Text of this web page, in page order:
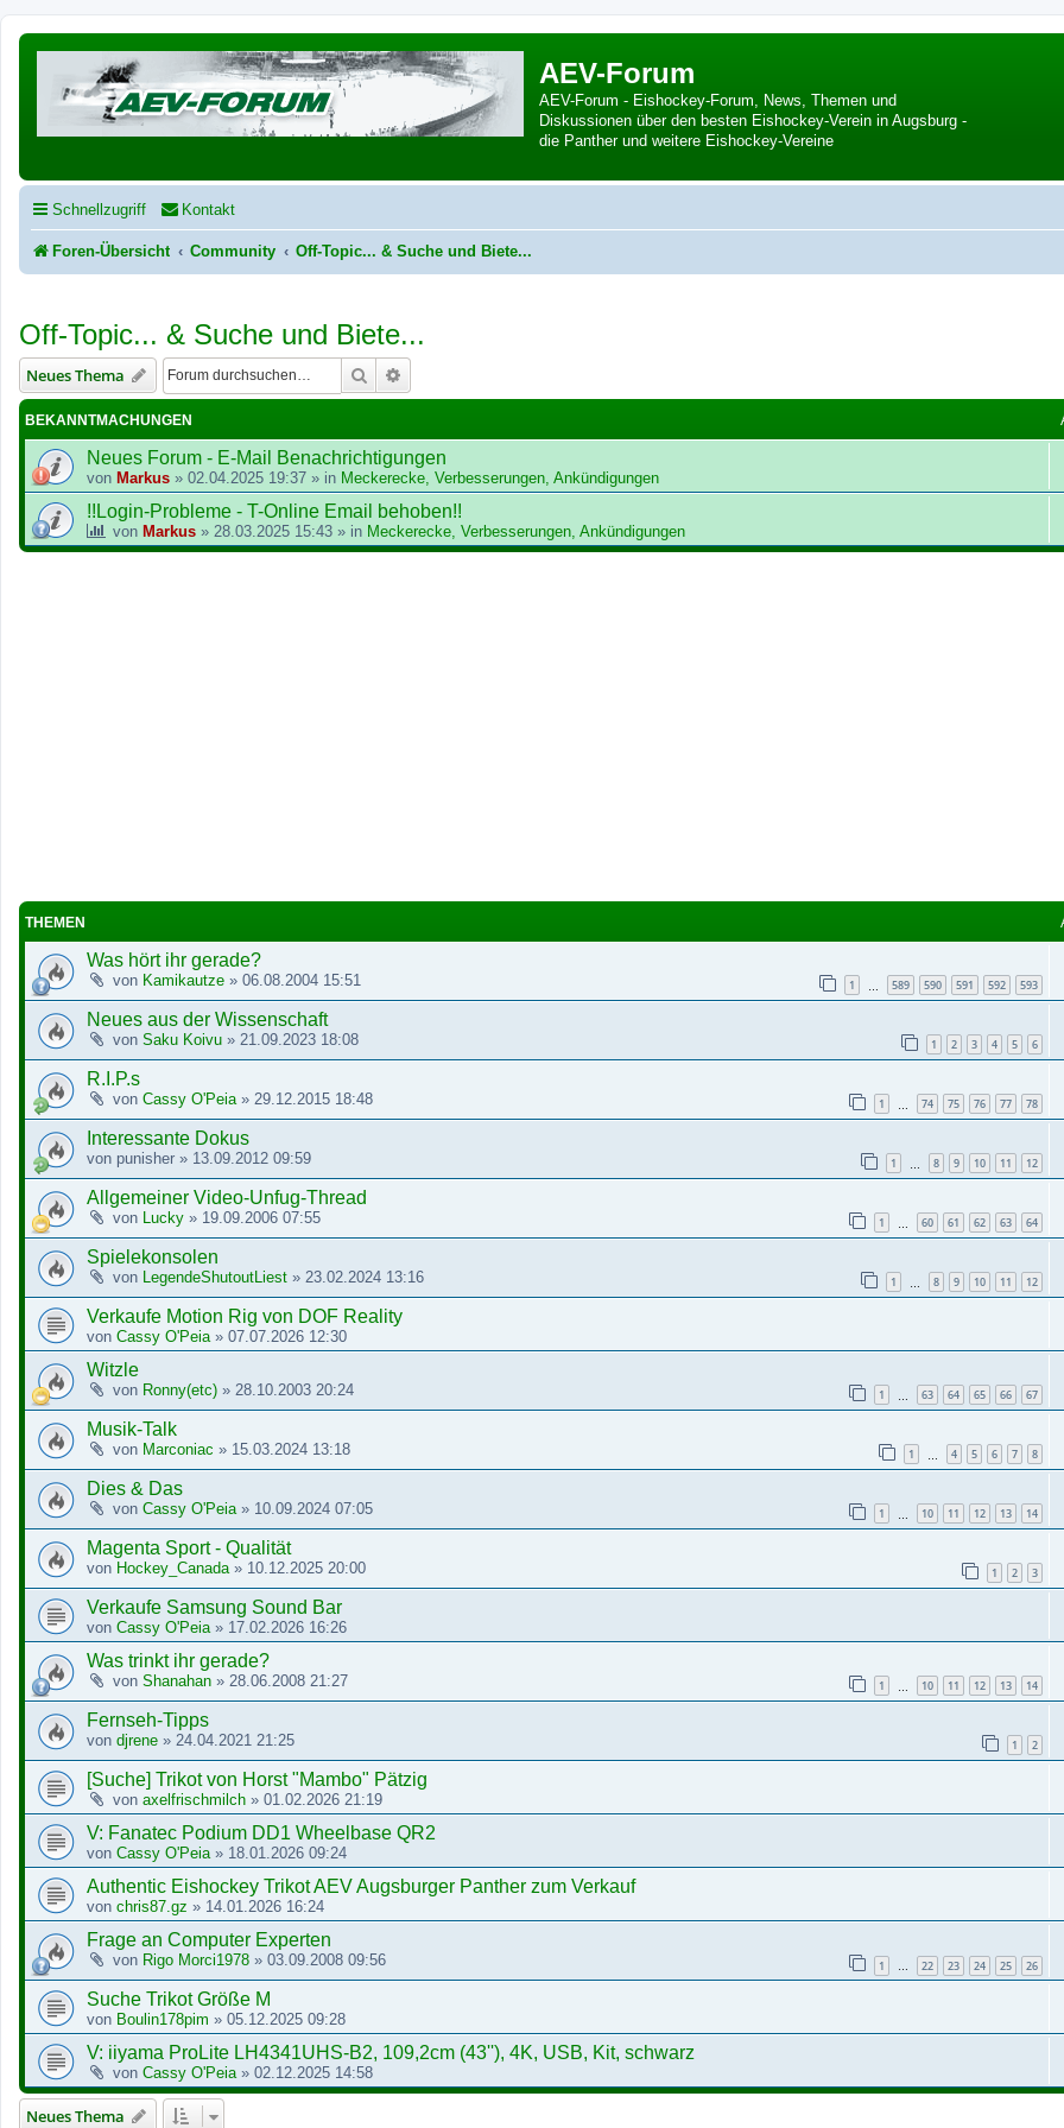
AEV-Forum
AEV-Forum - Eishockey-Forum, News, Themen und
Diskussionen über den besten Eishockey-Verein in Augsburg -
die Panther und weitere Eishockey-Vereine
Schnellzugriff Kontakt
Foren-Übersicht Community Off-Topic... & Suche und Biete...
Off-Topic... & Suche und Biete...
Neues Thema Suche
BEKANNTMACHUNGEN
Neues Forum - E-Mail Benachrichtigungen
von Markus » 02.04.2025 19:37 » in Meckerecke, Verbesserungen, Ankündigungen
!!Login-Probleme - T-Online Email behoben!!
von Markus » 28.03.2025 15:43 » in Meckerecke, Verbesserungen, Ankündigungen
THEMEN
Was hört ihr gerade?
von Kamikautze » 06.08.2004 15:51 1 589 590 591 592 593
Neues aus der Wissenschaft
von Saku Koivu » 21.09.2023 18:08 1 2 3 4 5 6
R.I.P.s
von Cassy O'Peia » 29.12.2015 18:48 1 74 75 76 77 78
Interessante Dokus
von punisher » 13.09.2012 09:59 1 8 9 10 11 12
Allgemeiner Video-Unfug-Thread
von Lucky » 19.09.2006 07:55 1 60 61 62 63 64
Spielekonsolen
von LegendeShutoutLiest » 23.02.2024 13:16 1 8 9 10 11 12
Verkaufe Motion Rig von DOF Reality
von Cassy O'Peia » 07.07.2026 12:30
Witzle
von Ronny(etc) » 28.10.2003 20:24 1 63 64 65 66 67
Musik-Talk
von Marconiac » 15.03.2024 13:18 1 4 5 6 7 8
Dies & Das
von Cassy O'Peia » 10.09.2024 07:05 1 10 11 12 13 14
Magenta Sport - Qualität
von Hockey_Canada » 10.12.2025 20:00 1 2 3
Verkaufe Samsung Sound Bar
von Cassy O'Peia » 17.02.2026 16:26
Was trinkt ihr gerade?
von Shanahan » 28.06.2008 21:27 1 10 11 12 13 14
Fernseh-Tipps
von djrene » 24.04.2021 21:25 1 2
[Suche] Trikot von Horst "Mambo" Pätzig
von axelfrischmilch » 01.02.2026 21:19
V: Fanatec Podium DD1 Wheelbase QR2
von Cassy O'Peia » 18.01.2026 09:24
Authentic Eishockey Trikot AEV Augsburger Panther zum Verkauf
von chris87.gz » 14.01.2026 16:24
Frage an Computer Experten
von Rigo Morci1978 » 03.09.2008 09:56 1 22 23 24 25 26
Suche Trikot Größe M
von Boulin178pim » 05.12.2025 09:28
V: iiyama ProLite LH4341UHS-B2, 109,2cm (43''), 4K, USB, Kit, schwarz
von Cassy O'Peia » 02.12.2025 14:58
Neues Thema